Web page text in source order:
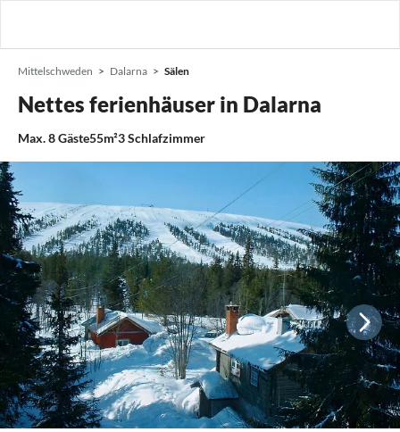
Mittelschweden Dalarna Sälen
Nettes ferienhäuser in Dalarna
Max.8Gäste55m²3Schlafzimmer